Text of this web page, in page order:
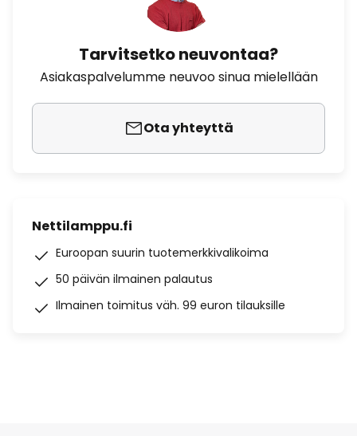
Tarvitsetko neuvontaa?
Asiakaspalvelumme neuvoo sinua mielellään
Ota yhteyttä
Nettilamppu.fi
Euroopan suurin tuotemerkkivalikoima
50 päivän ilmainen palautus
Ilmainen toimitus väh. 99 euron tilauksille